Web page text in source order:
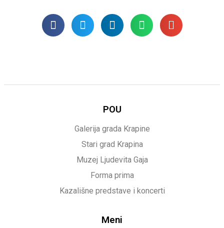
POU
Galerija grada Krapine
Stari grad Krapina
Muzej Ljudevita Gaja
Forma prima
Kazališne predstave i koncerti
Meni